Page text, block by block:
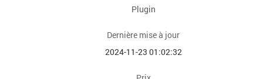
Plugin
Dernière mise à jour
2024-11-23 01:02:32